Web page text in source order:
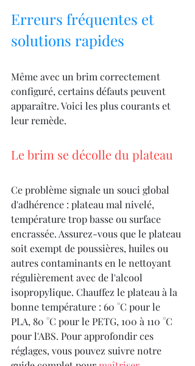
Erreurs fréquentes et
solutions rapides
Même avec un brim correctement
configuré, certains défauts peuvent
apparaître. Voici les plus courants et
leur remède.
Le brim se décolle du plateau
Ce problème signale un souci global
d'adhérence : plateau mal nivelé,
température trop basse ou surface
encrassée. Assurez-vous que le plateau
soit exempt de poussières, huiles ou
autres contaminants en le nettoyant
régulièrement avec de l'alcool
isopropylique. Chauffez le plateau à la
bonne température : 60 °C pour le
PLA, 80 °C pour le PETG, 100 à 110 °C
pour l'ABS. Pour approfondir ces
réglages, vous pouvez suivre notre